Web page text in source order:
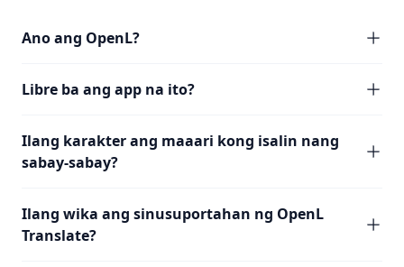
Ano ang OpenL?
Libre ba ang app na ito?
Ilang karakter ang maaari kong isalin nang
sabay-sabay?
Ilang wika ang sinusuportahan ng OpenL
Translate?